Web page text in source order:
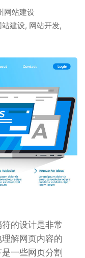
网站建设
站建设, 网站开发,
的设计是非常
解网页内容的
一些网页分割